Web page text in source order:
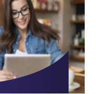
DESCUBRA